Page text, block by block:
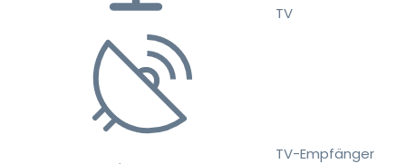
TV
TV-Empfänger